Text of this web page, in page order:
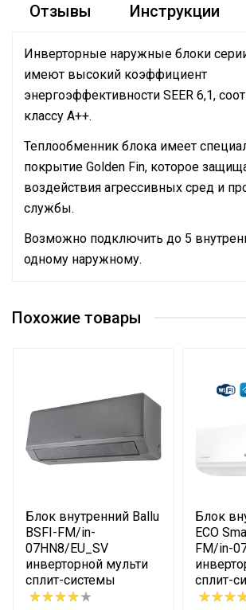
Отзывы Инструкции
Инверторные наружные блоки
имеют высокий коэффициент
энергоэффективности SEER 6,1,
классу А++.
Теплообменник блока имеет
покрытие Golden Fin, которое
воздействия агрессивных сред и
службы.
Возможно подключить до 5
одному наружному.
производительность
неисправности
Вес товара с упаковкой
(брутто)
Мин. рабочая
Высота упаковки товара
88.5
Диаметр труб (жидкость)
1/4х4
Диаметр труб (газ)
3/8х3+1/
Сертификат
Похожие товары
Блок внутренний Ballu
BSFI-FM/in-
07HN8/EU_SV
инверторной мульти
сплит-системы
Блок
ECO
FM/in-
сплит-